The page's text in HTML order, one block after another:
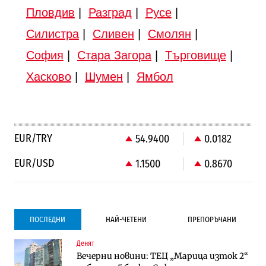
Пловдив Разград Русе|
Силистра| Сливен Смолян
София
Стара Загора| Търговище|
Хасково| Шумен Ямбол
EUR/TRY 54.9400
0.0182
EUR/USD
1.1500 0.8670
ПОСЛЕДНИ НАЙ-ЧЕТЕНИ ПРЕПОРЪЧАНИ
Денят
Вечерни новини: ТЕЦ „Марица изток 2“
Градоустройство
Столична община избра изпълнител за
Компании
Vivacom предлага над 150 устройства с